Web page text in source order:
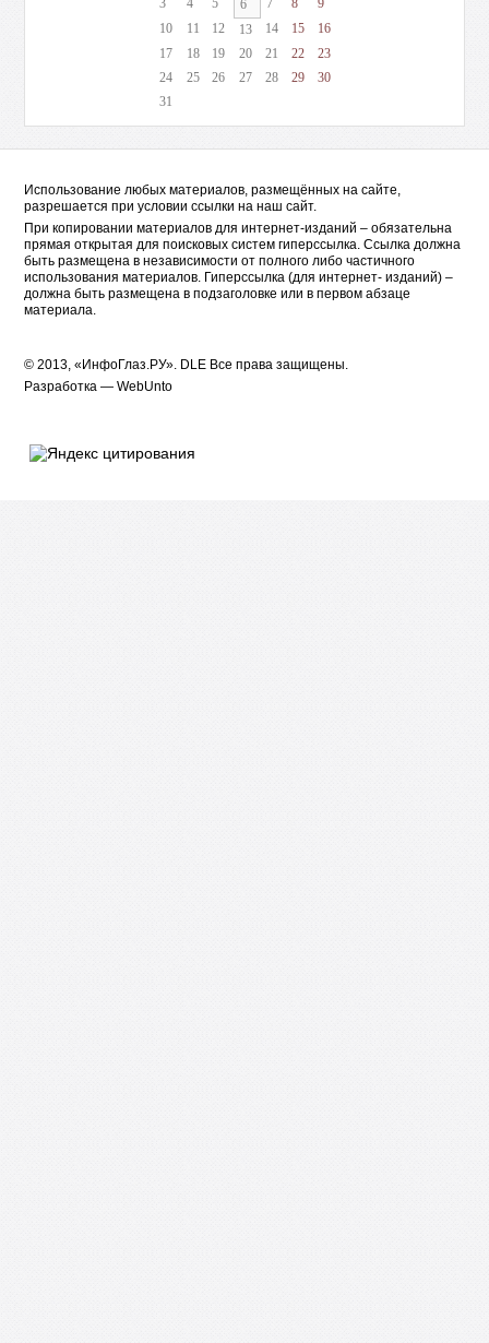
3 4 5 6 7 8
9
10
11 12 13 14 15
16
17
18 19 20 21 22
23
24
25 26 27 28 29
30
31
Использование любых материалов, размещённых на сайте,
разрешается при условии ссылки на наш сайт.
При копировании материалов для интернет-изданий – обязательна
прямая открытая для поисковых систем гиперссылка. Ссылка должна
быть размещена в независимости от полного либо частичного
использования материалов. Гиперссылка (для интернет- изданий) –
должна быть размещена в подзаголовке или в первом абзаце
материала.
© 2013, «ИнфоГлаз.РУ». DLE Все права защищены.
Разработка —WebUnto